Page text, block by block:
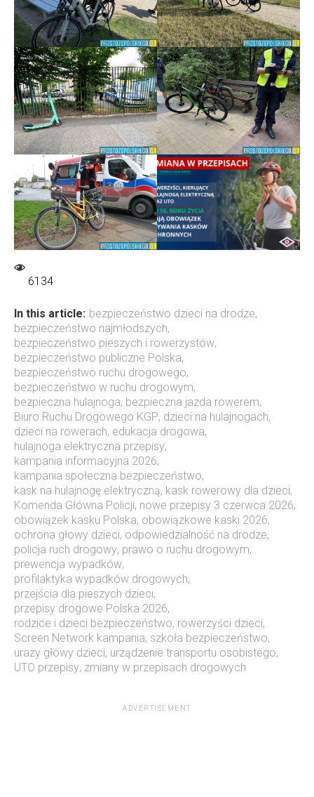
6134
In this article: bezpieczeństwo dzieci na drodze,
bezpieczeństwo najmłodszych,
bezpieczeństwo pieszych i rowerzystów,
bezpieczeństwo publiczne Polska,
bezpieczeństwo ruchu drogowego,
bezpieczeństwo w ruchu drogowym,
bezpieczna hulajnoga, bezpieczna jazda rowerem,
Biuro Ruchu Drogowego KGP, dzieci na hulajnogach,
dzieci na rowerach, edukacja drogowa,
hulajnoga elektryczna przepisy,
kampania informacyjna 2026,
kampania społeczna bezpieczeństwo,
kask na hulajnogę elektryczną, kask rowerowy dla dzieci,
Komenda Główna Policji, nowe przepisy 3 czerwca 2026,
obowiązek kasku Polska, obowiązkowe kaski 2026,
ochrona głowy dzieci, odpowiedzialność na drodze,
policja ruch drogowy, prawo o ruchu drogowym,
prewencja wypadków,
profilaktyka wypadków drogowych,
przejścia dla pieszych dzieci,
przepisy drogowe Polska 2026,
rodzice i dzieci bezpieczeństwo, rowerzyści dzieci,
Screen Network kampania, szkoła bezpieczeństwo,
urazy głowy dzieci, urządzenie transportu osobistego,
UTO przepisy, zmiany w przepisach drogowych
ADVERTISEMENT